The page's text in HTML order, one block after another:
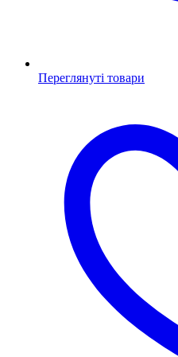
Переглянуті товари